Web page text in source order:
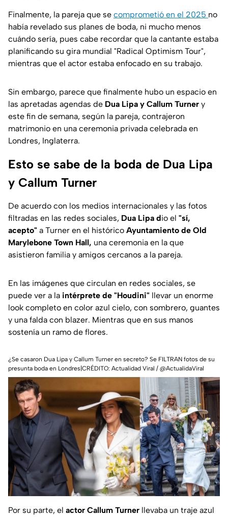
Finalmente, la pareja que se comprometió en el 2025 no
había revelado sus planes de boda, ni mucho menos
cuándo sería, pues cabe recordar que la cantante estaba
planificando su gira mundial "Radical Optimism Tour",
mientras que el actor estaba enfocado en su trabajo.
Sin embargo, parece que finalmente hubo un espacio en
las apretadas agendas de Dua Lipa y Callum Turner y
este fin de semana, según la pareja, contrajeron
matrimonio en una ceremonia privada celebrada en
Londres, Inglaterra.
Esto se sabe de la boda de Dua Lipa
y Callum Turner
De acuerdo con los medios internacionales y las fotos
filtradas en las redes sociales, Dua Lipa dio el "sí,
acepto" a Turner en el histórico Ayuntamiento de Old
Marylebone Town Hall, una ceremonia en la que
asistieron familia y amigos cercanos a la pareja.
En las imágenes que circulan en redes sociales, se
puede ver a la intérprete de "Houdini" llevar un enorme
look completo en color azul cielo, con sombrero, guantes
y una falda con blazer. Mientras que en sus manos
sostenía un ramo de flores.
¿Se casaron Dua Lipa y Callum Turner en secreto? Se FILTRAN fotos de su
presunta boda en Londres|CRÉDITO: Actualidad Viral / @ActualidaViral
Por su parte, el actor Callum Turner llevaba un traje azul